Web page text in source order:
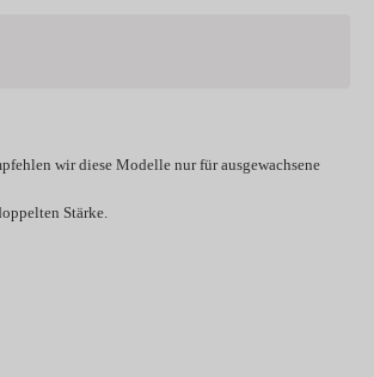
wir diese Modelle nur für ausgewachsene
Stärke.